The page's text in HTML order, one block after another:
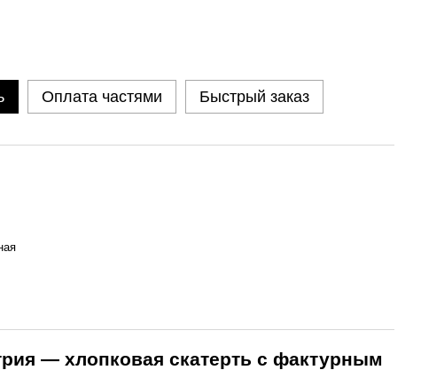
Оплата частями Быстрый заказ
— хлопковая скатерть с фактурным